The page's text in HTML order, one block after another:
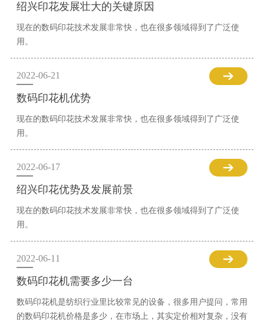
绍兴印花发展壮大的关键原因
现在的数码印花技术发展非常快，也在很多领域得到了广泛使
用。
2022-06-21
数码印花机优势
现在的数码印花技术发展非常快，也在很多领域得到了广泛使
用。
2022-06-17
绍兴印花优势及发展前景
现在的数码印花技术发展非常快，也在很多领域得到了广泛使
用。
2022-06-11
数码印花机需要多少一台
数码印花机是纺织行业里比较常见的设备，很多用户提问，常用
的数码印花机价格是多少，在市场上，其实定价相对复杂，没有